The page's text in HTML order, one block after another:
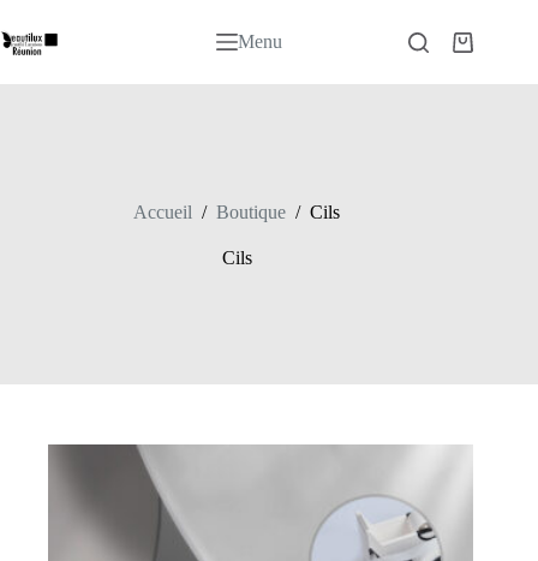
au
contenu
Menu
Panier
Accueil / Boutique / Cils
Cils